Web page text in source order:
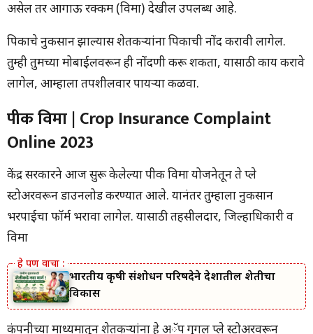
2023
असेल तर आगाऊ रक्कम (विमा) देखील उपलब्ध आहे.
पिकाचे नुकसान झाल्यास शेतकऱ्यांना पिकाची नोंद करावी लागेल.
तुम्ही तुमच्या मोबाईलवरून ही नोंदणी करू शकता, यासाठी काय करावे
लागेल, आम्हाला तपशीलवार पायऱ्या कळवा.
पीक विमा | Crop Insurance Complaint
Online 2023
केंद्र सरकारने आज सुरू केलेल्या पीक विमा योजनेतून ते प्ले
स्टोअरवरून डाउनलोड करण्यात आले. यानंतर तुम्हाला नुकसान
भरपाईचा फॉर्म भरावा लागेल. यासाठी तहसीलदार, जिल्हाधिकारी व
विमा
भारतीय कृषी संशोधन परिषदेने देशातील शेतीचा
विकास
कंपनीच्या माध्यमातून शेतकऱ्यांना हे अॅप गुगल प्ले स्टोअरवरून